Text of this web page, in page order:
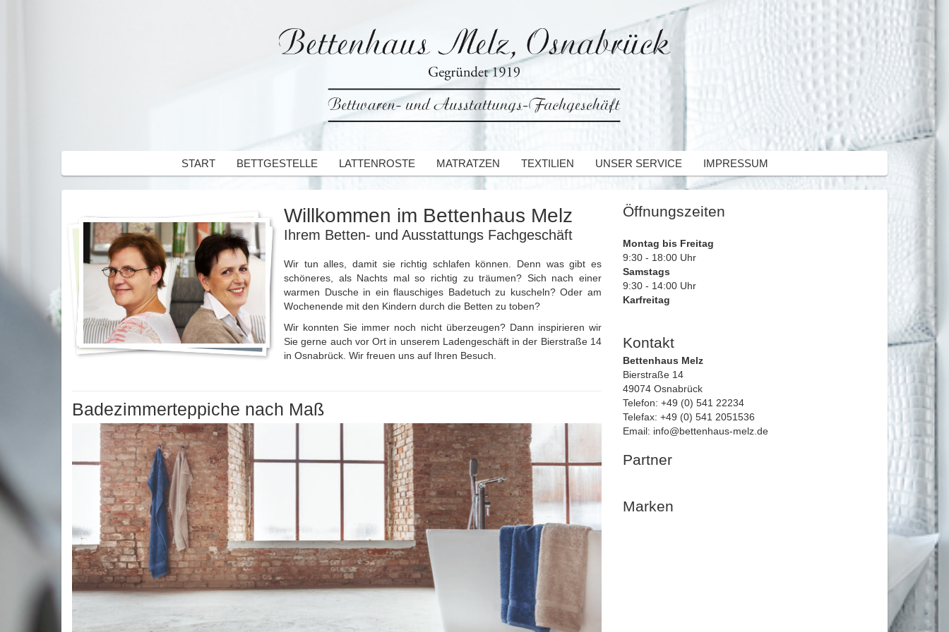
START BETTGESTELLE LATTENROSTE MATRATZEN TEXTILIEN UNSER SERVICE IMPRESSUM
Willkommen im Bettenhaus Melz
Ihrem Betten- und Ausstattungs Fachgeschäft
Wir tun alles, damit sie richtig schlafen können. Denn was gibt es
schöneres, als Nachts mal so richtig zu träumen? Sich nach einer
warmen Dusche in ein flauschiges Badetuch zu kuscheln? Oder am
Wochenende mit den Kindern durch die Betten zu toben?
Wir konnten Sie immer noch nicht überzeugen? Dann inspirieren wir
Sie gerne auch vor Ort in unserem Ladengeschäft in der Bierstraße 14
in Osnabrück. Wir freuen uns auf Ihren Besuch.
Badezimmerteppiche nach Maß
Öffnungszeiten
Montag bis Freitag
9:30 - 18:00 Uhr
Samstags
9:30 - 14:00 Uhr
Karfreitag
Kontakt
Bettenhaus Melz
Bierstraße 14
49074 Osnabrück
Telefon: +49 (0) 541 22234
Telefax: +49 (0) 541 2051536
Email: info@bettenhaus-melz.de
Partner
Marken